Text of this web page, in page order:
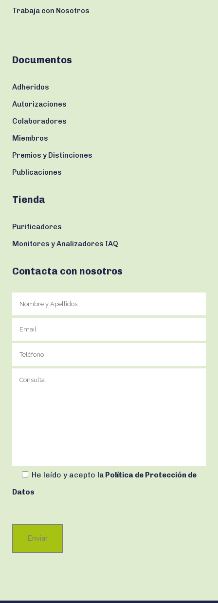
Trabaja con Nosotros
Documentos
Adheridos
Autorizaciones
Colaboradores
Miembros
Premios y Distinciones
Publicaciones
Tienda
Purificadores
Monitores y Analizadores IAQ
Contacta con nosotros
He leído y acepto la Política de Protección de
Datos